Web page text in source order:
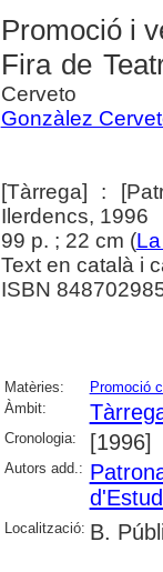
Promoció i
Fira de
Cerveto
Gonzàlez
[Tàrrega] :
Ilerdencs, 1996
99 p. ; 22 cm (
Text en català i
ISBN
Matèries: Promoció
Àmbit:
Cronologia: [1996]
Autors add.:
Localització: B.